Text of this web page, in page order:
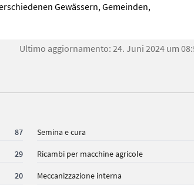
Gewässern, Gemeinden,
Ultimo aggiornamento: 24. Juni 2024 um
87 Semina e cura
29 Ricambi per macchine agricole
20 Meccanizzazione interna